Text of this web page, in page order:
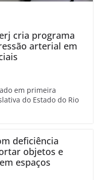
cria programa
arterial em
em primeira
do Estado do Rio
deficiência
objetos e
espaços